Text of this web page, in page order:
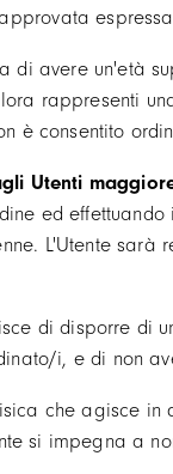
di avere un'età
rappresenti
è consentito
Utenti
ed
L'Utente
di disporre
i, e di non
che agisce
si impegna a